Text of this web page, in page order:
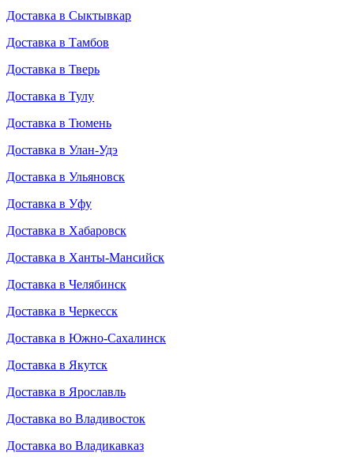
Доставка в Сыктывкар
Доставка в Тамбов
Доставка в Тверь
Доставка в Тулу
Доставка в Тюмень
Доставка в Улан-Удэ
Доставка в Ульяновск
Доставка в Уфу
Доставка в Хабаровск
Доставка в Ханты-Мансийск
Доставка в Челябинск
Доставка в Черкесск
Доставка в Южно-Сахалинск
Доставка в Якутск
Доставка в Ярославль
Доставка во Владивосток
Доставка во Владикавказ